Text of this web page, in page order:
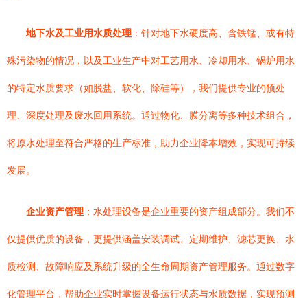
地下水及工业用水质处理 ：针对地下水硬度高、含铁锰、或有特
殊污染物的情况，以及工业生产中对工艺用水、冷却用水、锅炉用水
的特定水质要求（如脱盐、软化、除硅等），我们提供专业的预处
理、深度处理及废水回用系统。通过物化、膜分离等多种技术组合，
将原水处理至符合严格的生产标准，助力企业降本增效，实现可持续
发展。
企业资产管理 ：水处理设备是企业重要的资产组成部分。我们不
仅提供优质的设备，更提供涵盖安装调试、定期维护、滤芯更换、水
质检测、故障响应及系统升级的全生命周期资产管理服务。通过数字
化管理平台，帮助企业实时掌握设备运行状态与水质数据，实现预测